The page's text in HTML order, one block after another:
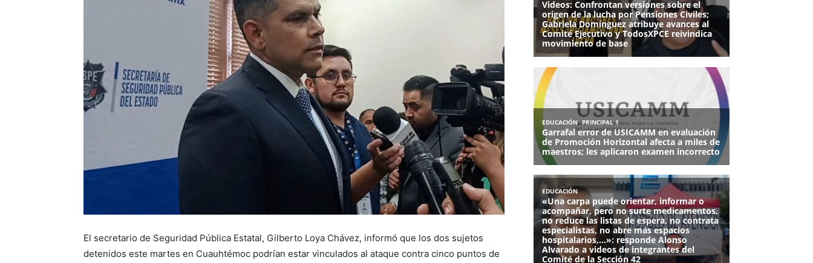
El secretario de Seguridad Pública Estatal, Gilberto Loya Chávez, informó que los dos sujetos
detenidos este martes en Cuauhtémoc podrían estar vinculados al ataque contra cinco puntos de